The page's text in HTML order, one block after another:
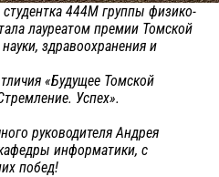
444М группы физико-
лауреатом премии Томской
здравоохранения и
«Будущее Томской
Успех».
руководителя Андрея
информатики, с
побед!